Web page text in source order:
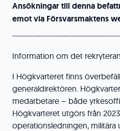
Ansökningar till denna
emot via Försvarsmaktens
Information om det
I Högkvarteret finns
generaldirektören.
medarbetare – både
Högkvarteret utgörs från
operationsledningen, militära